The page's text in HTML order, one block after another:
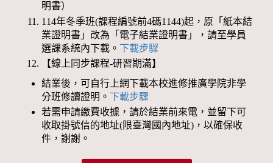
明書）
114年冬季班(課程編號前4碼1144)起，原「紙本結
業證明書」改為「電子結業證明書」，請至學員
選課系統內下載。 下載步驟
【線上同步課程-研習期滿】
結業後，可自行上網下載本校進修推廣學院非學
分班修讀證明。 下載步驟
若需申請繳費收據，請於結業前來電，並留下可
收取掛號信的地址(限臺灣國內地址)，以確保收
件，謝謝。